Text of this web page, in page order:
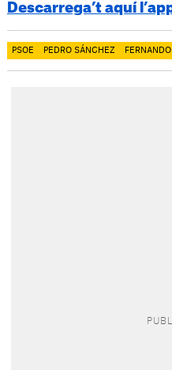
Descarrega’t aquí
PSOE PEDRO SÁNCHEZ